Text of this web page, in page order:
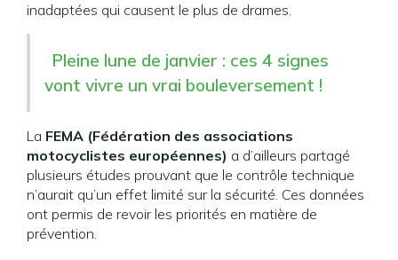
inadaptées qui causent le plus de drames.
Pleine lune de janvier : ces 4 signes
vont vivre un vrai bouleversement !
La FEMA (Fédération des associations
motocyclistes européennes) a d’ailleurs partagé
plusieurs études prouvant que le contrôle technique
n’aurait qu’un effet limité sur la sécurité. Ces données
ont permis de revoir les priorités en matière de
prévention.